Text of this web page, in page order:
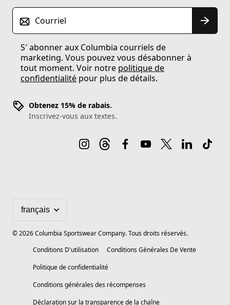
Courriel
S′ abonner aux Columbia courriels de
marketing. Vous pouvez vous désabonner à
tout moment. Voir notre politique de
confidentialité pour plus de détails.
Obtenez 15% de rabais.
Inscrivez-vous aux textes.
©2026Columbia Sportswear Company. Tous droits réservés.
Conditions D'utilisation
Conditions Générales De Vente
Politique de confidentialité
Conditions générales des récompenses
Déclaration sur la transparence de la chaîne